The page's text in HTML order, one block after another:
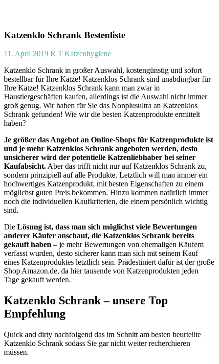
Katzenklo Schrank Bestenliste
11. April 2019 R T Katzenhygiene
Katzenklo Schrank in großer Auswahl, kostengünstig und sofort
bestellbar für Ihre Katze! Katzenklos Schrank sind unabdingbar für
Ihre Katze! Katzenklos Schrank kann man zwar in
Haustiergeschäften kaufen, allerdings ist die Auswahl nicht immer
groß genug. Wir haben für Sie das Nonplusultra an Katzenklos
Schrank gefunden! Wie wir die besten Katzenprodukte ermittelt
haben?
Je größer das Angebot an Online-Shops für Katzenprodukte ist
und je mehr Katzenklos Schrank angeboten werden, desto
unsicherer wird der potentielle Katzenliebhaber bei seiner
Kaufabsicht.Aber das trifft nicht nur auf Katzenklos Schrank zu,
sondern prinzipiell auf alle Produkte. Letztlich will man immer ein
hochwertiges Katzenprodukt, mit besten Eigenschaften zu einem
möglichst guten Preis bekommen. Hinzu kommen natürlich immer
noch die individuellen Kaufkriterien, die einem persönlich wichtig
sind.
Die Lösung ist, dass man sich möglichst viele Bewertungen
anderer Käufer anschaut, die Katzenklos Schrank bereits
gekauft haben – je mehr Bewertungen von ehemaligen Käufern
verfasst wurden, desto sicherer kann man sich mit seinem Kauf
eines Katzenproduktes letztlich sein. Prädestiniert dafür ist der große
Shop Amazon.de, da hier tausende von Katzenprodukten jeden
Tage gekauft werden.
Katzenklo Schrank – unsere Top
Empfehlung
Quick and dirty nachfolgend das im Schnitt am besten beurteilte
Katzenklo Schrank sodass Sie gar nicht weiter recherchieren
müssen.